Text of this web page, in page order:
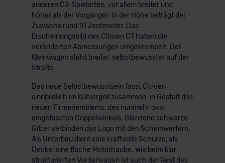
anderen C3-Spielarten, vor allem breiter und
höher als der Vorgänger. In der Höhe beträgt der
Zuwachs rund 10 Zentimeter. Das
Erscheinungsbild des Citroen C3 haben die
veränderten Abmessungen umgekrempelt. Der
Kleinwagen steht breiter, selbstbewusster auf der
Straße.
Das neue Selbstbewusstsein fasst Citroen
sinnbildlich im Kühlergrill zusammen: in Gestalt des
neuen Firmenemblems, des nunmehr oval
eingefassten Doppelwinkels. Glänzend schwarze
Gitter verbinden das Logo mit den Scheinwerfern.
Als Unterbau dient eine kraftvolle Schürze, als
Deckel eine flache Motorhaube. Wie beim klar
strukturierten Vorderwagen ist auch der Rest des